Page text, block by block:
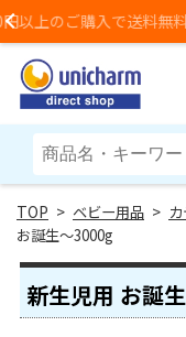
Previous
一部地域除く）
> ベビー用品 >
お誕生～3000g
新生児用 お誕